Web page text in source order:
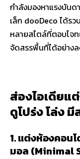
กำลังมองหาแรงบันด
เล็ก dooDeco ได้รว
หลายสไตล์ที่ตอบโจ
จัดสรรพื้นที่ได้อย่างล
ส่องไอเดียแ
ดูโปร่ง โล่ง มี
1. แต่งห้องคอน
มอล (Minimal